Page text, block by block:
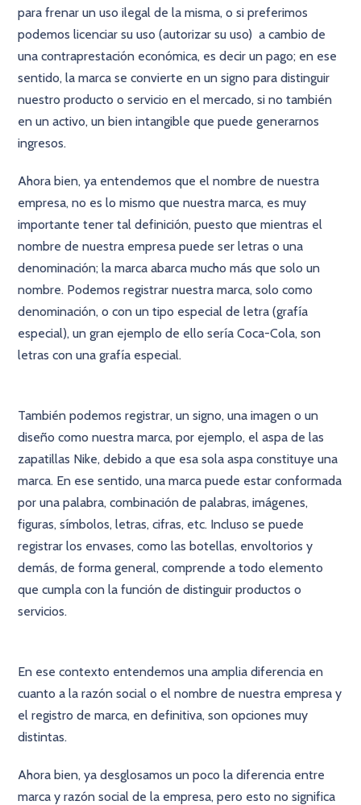
para frenar un uso ilegal de la misma, o si preferimos
podemos licenciar su uso (autorizar su uso) a cambio de
una contraprestación económica, es decir un pago; en ese
sentido, la marca se convierte en un signo para distinguir
nuestro producto o servicio en el mercado, si no también
en un activo, un bien intangible que puede generarnos
ingresos.
Ahora bien, ya entendemos que el nombre de nuestra
empresa, no es lo mismo que nuestra marca, es muy
importante tener tal definición, puesto que mientras el
nombre de nuestra empresa puede ser letras o una
denominación; la marca abarca mucho más que solo un
nombre. Podemos registrar nuestra marca, solo como
denominación, o con un tipo especial de letra (grafía
especial), un gran ejemplo de ello sería Coca-Cola, son
letras con una grafía especial.
También podemos registrar, un signo, una imagen o un
diseño como nuestra marca, por ejemplo, el aspa de las
zapatillas Nike, debido a que esa sola aspa constituye una
marca. En ese sentido, una marca puede estar conformada
por una palabra, combinación de palabras, imágenes,
figuras, símbolos, letras, cifras, etc. Incluso se puede
registrar los envases, como las botellas, envoltorios y
demás, de forma general, comprende a todo elemento
que cumpla con la función de distinguir productos o
servicios.
En ese contexto entendemos una amplia diferencia en
cuanto a la razón social o el nombre de nuestra empresa y
el registro de marca, en definitiva, son opciones muy
distintas.
Ahora bien, ya desglosamos un poco la diferencia entre
marca y razón social de la empresa, pero esto no significa